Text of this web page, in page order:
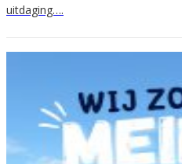
uitdaging….